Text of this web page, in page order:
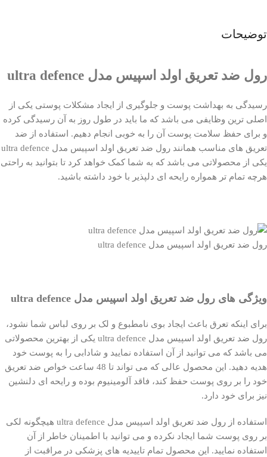
توضیحات
رول ضد تعریق اولد اسپیس مدل ultra defence
رسیدگی به بهداشت پوست و جلوگیری از ایجاد مشکلات پوستی یکی از
اصلی ترین وظایفی می باشد که ما باید در طول روز به آن رسیدگی کرده
و برای حفظ سلامت پوست آن را به خوبی انجام دهیم. استفاده از ضد
تعریق های مناسب همانند رول ضد تعریق اولد اسپیس مدل ultra defence
یکی از محصولاتی می باشد که به شما کمک خواهد کرد تا بتوانید به راحتی
هرچه تمام تر همواره رایحه ای دلپذیر با خود داشته باشید.
رول ضد تعریق اولد اسپیس مدل ultra defence
ویژگی های رول ضد تعریق اولد اسپیس مدل ultra defence
برای اینکه تعرق باعث ایجاد بوی نامطبوع و لک بر روی لباس شما نشود،
رول ضد تعریق اولد اسپیس مدل ultra defence یکی از بهترین محصولاتی
می باشد که می توانید از آن استفاده نمایید و شادابی را به پوست خود
هدیه دهید. این محصول عالی که می تواند تا 48 ساعت خواص ضد تعریق
خود را بر روی پوست حفظ کند، فاقد آلومینیوم بوده و رایحه ای دلنشین
نیز برای خود دارد.
استفاده از رول ضد تعریق اولد اسپیس مدل ultra defence هیچگونه لکی
بر روی پوست شما ایجاد نکرده و می توانید با اطمینان خاطر از آن
استفاده نمایید. این محصول تمام تاییدیه های پزشکی در مراقبت از